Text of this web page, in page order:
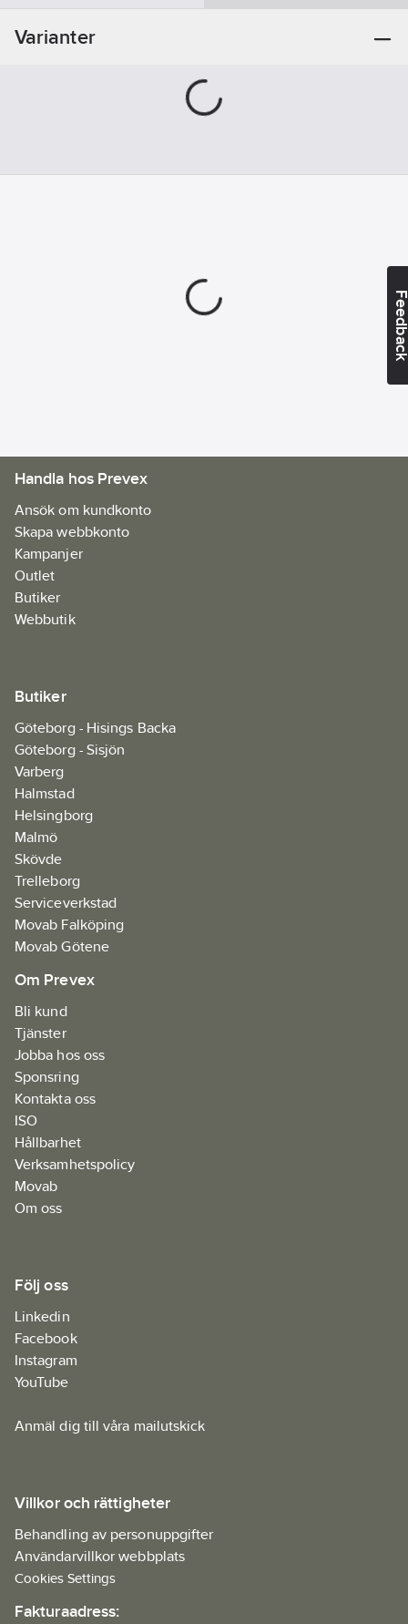
Varianter
Handla hos Prevex
Ansök om kundkonto
Skapa webbkonto
Kampanjer
Outlet
Butiker
Webbutik
Butiker
Göteborg - Hisings Backa
Göteborg - Sisjön
Varberg
Halmstad
Helsingborg
Malmö
Skövde
Trelleborg
Serviceverkstad
Movab Falköping
Movab Götene
Om Prevex
Bli kund
Tjänster
Jobba hos oss
Sponsring
Kontakta oss
ISO
Hållbarhet
Verksamhetspolicy
Movab
Om oss
Följ oss
Linkedin
Facebook
Instagram
YouTube
Anmäl dig till våra mailutskick
Villkor och rättigheter
Behandling av personuppgifter
Användarvillkor webbplats
Cookies Settings
Fakturaadress: